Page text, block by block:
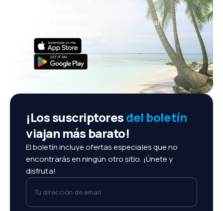
Cómoda gestión de reservas
¡Todo lo que importa, siempre al
¡Los suscriptoresdel boletín
viajan más barato!
El boletín incluye ofertas especiales que no
encontrarás en ningún otro sitio. ¡Únete y
disfruta!
Tu dirección de email